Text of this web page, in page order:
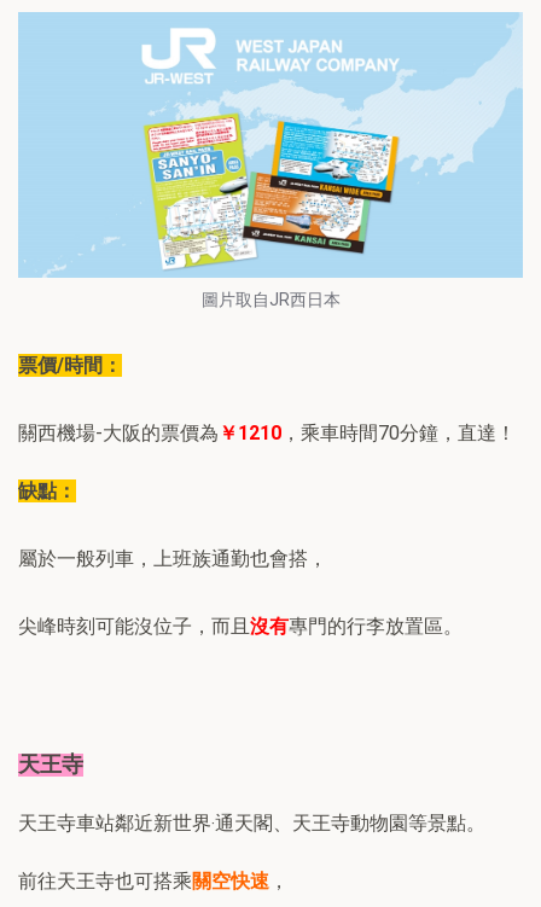
圖片取自JR西日本
票價/時間：
關西機場-大阪的票價為 ￥1210 ，乘車時間70分鐘，直達！
缺點：
屬於一般列車，上班族通勤也會搭，
尖峰時刻可能沒位子，而且 沒有專門的行李放置區。
天王寺
天王寺車站鄰近新世界‧通天閣、天王寺動物園等景點。
前往天王寺也可搭乘關空快速 ，